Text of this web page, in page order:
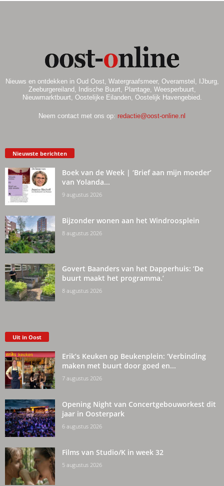
Nieuws en ontdekken in Oud Oost, Watergraafsmeer, Overamstel, IJburg,
Zeeburgereiland, Indische Buurt, Plantage, Weesperbuurt,
Nieuwmarktbuurt, Oostelijke Eilanden, Oostelijk Havengebied.
Neem contact met ons op: redactie@oost-online.nl
Nieuwste berichten
Boek van de Week | ‘Brief aan mijn moeder’
van Yolanda...
9 augustus 2026
Bijzonder wonen aan het Windroosplein
8 augustus 2026
Govert Baanders van het Dapperhuis: ‘De
buurt maakt het programma.’
8 augustus 2026
Uit in Oost
Erik’s Keuken op Beukenplein: ‘Verbinding
maken met buurt door goed en...
7 augustus 2026
Opening Night van Concertgebouworkest dit
jaar in Oosterpark
6 augustus 2026
Films van Studio/K in week 32
5 augustus 2026